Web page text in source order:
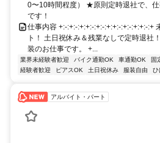
0〜10時間程度） ★原則定時退社で、
です！
仕事内容 +:-:+:-:+:+:-:+:-:+:+:-:+:-:+:+:-:+
ト！ 土日祝休み＆残業なしで定時退社
装のお仕事です。 +...
業界未経験者歓迎 バイク通勤OK 車通勤OK 固
経験者歓迎
ピアスOK 土日祝休み 服装自由 ひ
アルバイト・パート